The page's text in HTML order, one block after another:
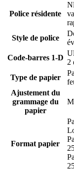
Police résidente
Style de police
Code-barres 1-D
2
Type de papier
Ajustement du
grammage du
papier
Format papier